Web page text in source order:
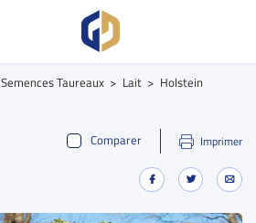
Semences Taureaux Lait
Holstein
Comparer
Imprimer